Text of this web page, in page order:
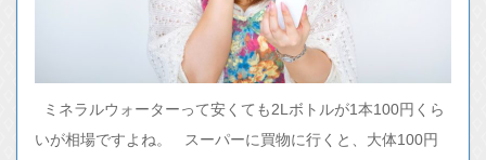
ミネラルウォーターって安くても2Lボトルが1本100円くら
いが相場ですよね。 スーパーに買物に行くと、大体100円